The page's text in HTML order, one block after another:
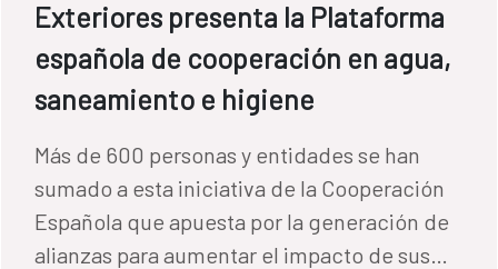
Exteriores presenta la Plataforma
española de cooperación en agua,
saneamiento e higiene
Más de 600 personas y entidades se han
sumado a esta iniciativa de la Cooperación
Española que apuesta por la generación de
alianzas para aumentar el impacto de sus